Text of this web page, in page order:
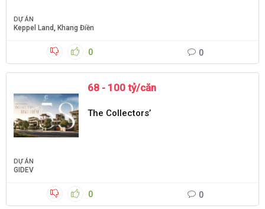
DỰ ÁN
Keppel Land, Khang Điền
0 0
68 - 100 tỷ/căn
The Collectors’
DỰ ÁN
GIDEV
0 0